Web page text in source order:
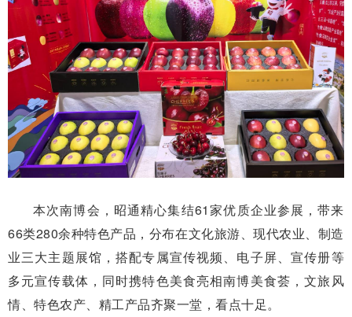
本次南博会，昭通精心集结61家优质企业参展，带来
66类280余种特色产品，分布在文化旅游、现代农业、制造
业三大主题展馆，搭配专属宣传视频、电子屏、宣传册等
多元宣传载体，同时携特色美食亮相南博美食荟，文旅风
情、特色农产、精工产品齐聚一堂，看点十足。